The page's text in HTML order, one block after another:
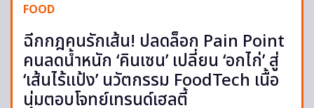
FOOD
ฉีกกฎคนรักเส้น! ปลดล็อก Pain Point
คนลดน้ำหนัก ‘คินเซน’ เปลี่ยน ‘อกไก่’ สู่
‘เส้นไร้แป้ง’ นวัตกรรม FoodTech เนื้อ
นุ่มตอบโจทย์เทรนด์เฮลตี้